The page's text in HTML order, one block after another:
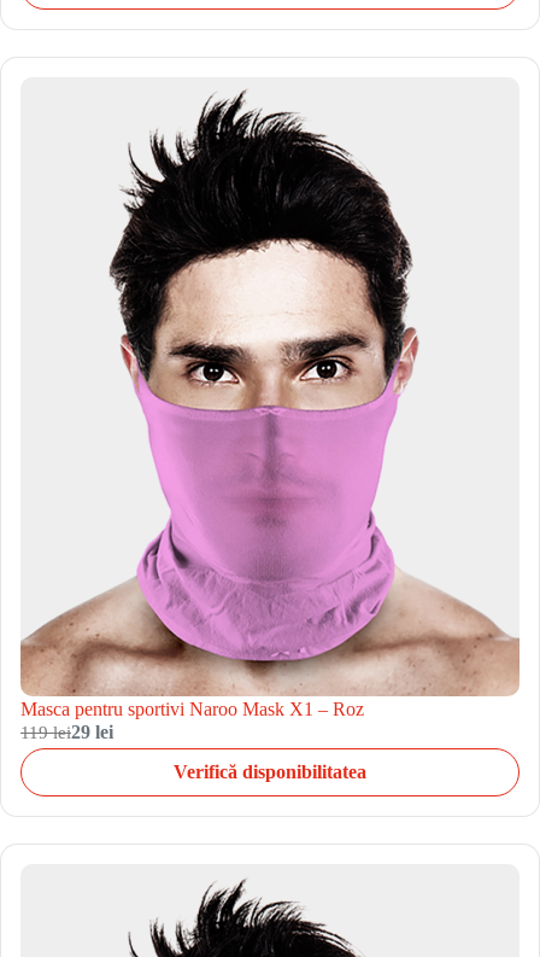
Masca pentru sportivi Naroo Mask X1 – Roz
119 lei29 lei
Verifică disponibilitatea